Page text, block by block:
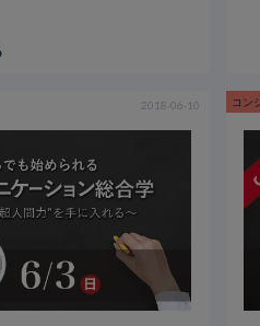
2018-06-10 コン